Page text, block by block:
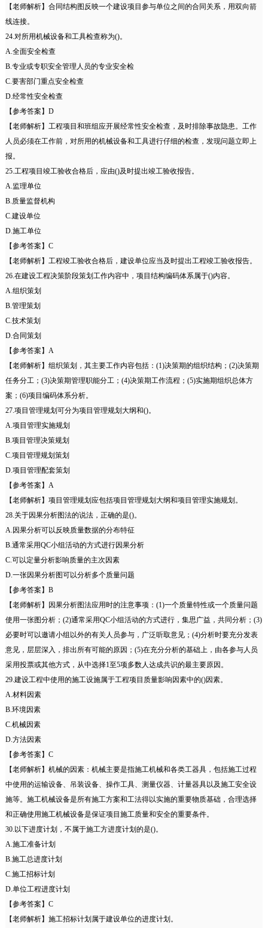
【老师解析】合同结构图反映一个建设项目参与单位之间的合同关系，用双向箭
线连接。
24.对所用机械设备和工具检查称为()。
A.全面安全检查
B.专业或专职安全管理人员的专业安全检
C.要害部门重点安全检查
D.经常性安全检查
【参考答案】D
【老师解析】工程项目和班组应开展经常性安全检查，及时排除事故隐患。工作
人员必须在工作前，对所用的机械设备和工具进行仔细的检查，发现问题立即上
报。
25.工程项目竣工验收合格后，应由()及时提出竣工验收报告。
A.监理单位
B.质量监督机构
C.建设单位
D.施工单位
【参考答案】C
【老师解析】工程竣工验收合格后，建设单位应当及时提出工程竣工验收报告。
26.在建设工程决策阶段策划工作内容中，项目结构编码体系属于()内容。
A.组织策划
B.管理策划
C.技术策划
D.合同策划
【参考答案】A
【老师解析】组织策划，其主要工作内容包括：(1)决策期的组织结构；(2)决策期
任务分工；(3)决策期管理职能分工；(4)决策期工作流程；(5)实施期组织总体方
案；(6)项目编码体系分析。
27.项目管理规划可分为项目管理规划大纲和()。
A.项目管理实施规划
B.项目管理决策规划
C.项目管理规划策划
D.项目管理配套策划
【参考答案】A
【老师解析】项目管理规划应包括项目管理规划大纲和项目管理实施规划。
28.关于因果分析图法的说法，正确的是()。
A.因果分析可以反映质量数据的分布特征
B.通常采用QC小组活动的方式进行因果分析
C.可以定量分析影响质量的主次因素
D.一张因果分析图可以分析多个质量问题
【参考答案】B
【老师解析】因果分析图法应用时的注意事项：(1)一个质量特性或一个质量问题
使用一张图分析；(2)通常采用QC小组活动的方式进行，集思广益，共同分析；(3)
必要时可以邀请小组以外的有关人员参与，广泛听取意见；(4)分析时要充分发表
意见，层层深入，排出所有可能的原因；(5)在充分分析的基础上，由各参与人员
采用投票或其他方式，从中选择1至5项多数人达成共识的最主要原因。
29.建设工程中使用的施工设施属于工程项目质量影响因素中的()因素。
A.材料因素
B.环境因素
C.机械因素
D.方法因素
【参考答案】C
【老师解析】机械的因素：机械主要是指施工机械和各类工器具，包括施工过程
中使用的运输设备、吊装设备、操作工具、测量仪器、计量器具以及施工安全设
施等。施工机械设备是所有施工方案和工法得以实施的重要物质基础，合理选择
和正确使用施工机械设备是保证项目施工质量和安全的重要条件。
30.以下进度计划，不属于施工方进度计划的是()。
A.施工准备计划
B.施工总进度计划
C.施工招标计划
D.单位工程进度计划
【参考答案】C
【老师解析】施工招标计划属于建设单位的进度计划。